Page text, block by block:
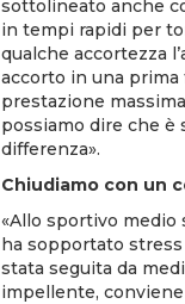
sottolineato anche
in tempi rapidi per
qualche accortezza
accorto in una prima
prestazione
possiamo dire che è
differenza».
Chiudiamo con un
«Allo sportivo
ha sopportato
stata seguita da
impellente,